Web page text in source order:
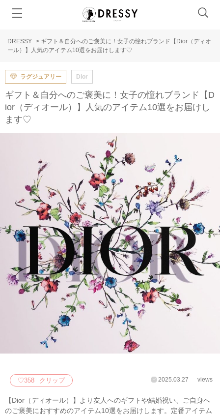
DRESSY > ギフト＆自分へのご褒美に！女子の憧れブランド【Dior（ディオ
ール）】人気のアイテム10選をお届けします♡
ラグジュアリー Dior
ギフト＆自分へのご褒美に！女子の憧れブランド【D
ior（ディオール）】人気のアイテム10選をお届けし
ます♡
♡358 クリップ 2025.03.27 views
【Dior（ディオール）】より友人へのギフトや結婚祝い、ご自身へ
のご褒美におすすめのアイテム10選をお届けします。定番アイテム